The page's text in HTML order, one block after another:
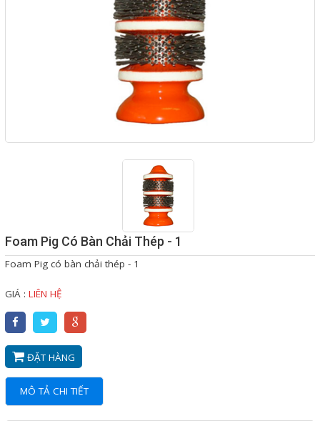
Foam Pig Có Bàn Chải Thép - 1
Foam Pig có bàn chải thép - 1
GIÁ : LIÊN HỆ
ĐẶT HÀNG
MÔ TẢ CHI TIẾT
MOTOR - ĐỘNG CƠ ĐIỆN
VALVE - VAN CÔNG NGHIỆP
FLOWMETER - LƯU LƯỢNG
HOSES - ỐNG MỀM CÔNG
PUMPS - MÁY BƠM CÔNG
EQUIPMENT - MÁY CÔNG
NGHIỆP
FILTER - THIẾT BỊ LỌC
INSTRUMENT - THIẾT BỊ ĐO
và TỰ ĐỘNG
NETMILL FLOWMETERs
BỊ CHO BỒN CHỨA